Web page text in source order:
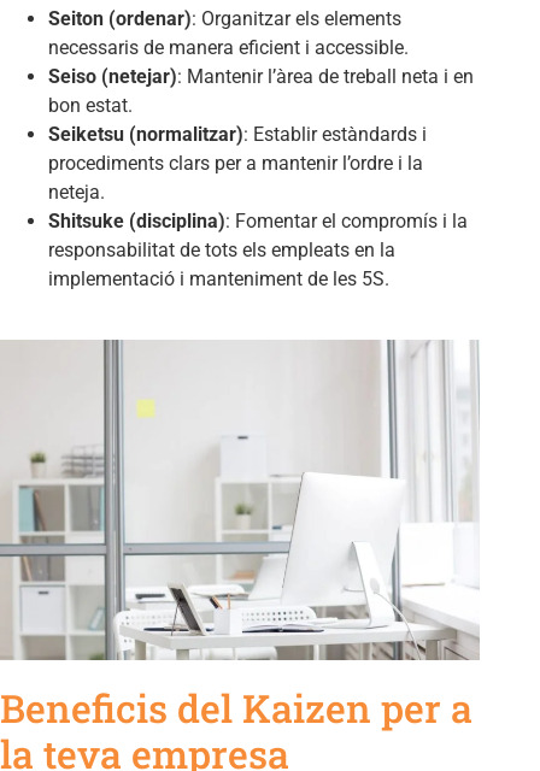
Seiton (ordenar): Organitzar els elements
necessaris de manera eficient i accessible.
Seiso (netejar): Mantenir l’àrea de treball neta i en
bon estat.
Seiketsu (normalitzar): Establir estàndards i
procediments clars per a mantenir l’ordre i la
neteja.
Shitsuke (disciplina): Fomentar el compromís i la
responsabilitat de tots els empleats en la
implementació i manteniment de les 5S.
Beneficis del Kaizen per a
la teva empresa